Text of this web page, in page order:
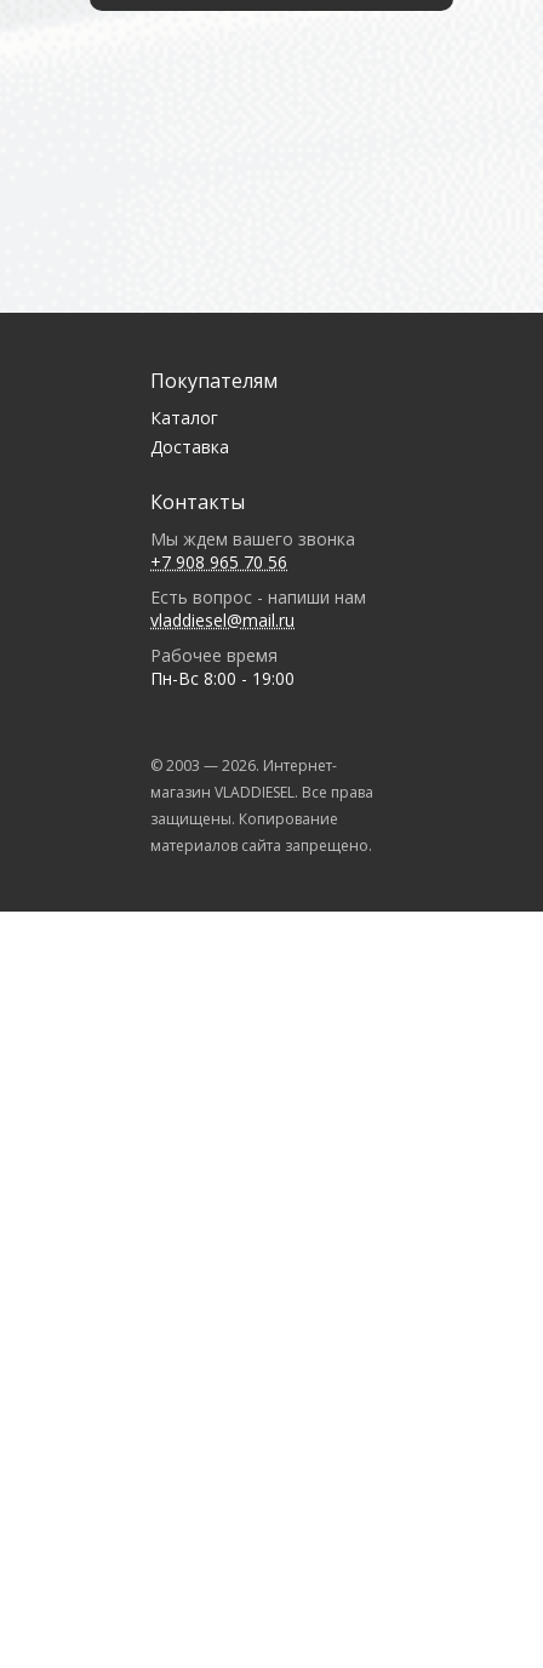
Покупателям
Каталог
Доставка
Контакты
Мы ждем вашего звонка
+7 908 965 70 56
Есть вопрос - напиши нам
vladdiesel@mail.ru
Рабочее время
Пн-Вс 8:00 - 19:00
© 2003 —2026. Интернет-
магазин VLADDIESEL. Все права
защищены. Копирование
материалов сайта запрещено.